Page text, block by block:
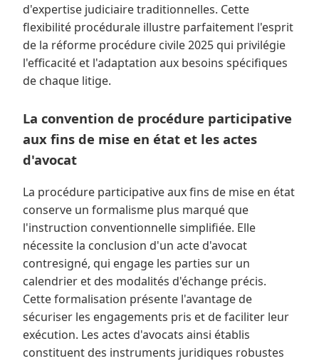
d'expertise judiciaire traditionnelles. Cette
flexibilité procédurale illustre parfaitement l'esprit
de la réforme procédure civile 2025 qui privilégie
l'efficacité et l'adaptation aux besoins spécifiques
de chaque litige.
La convention de procédure participative
aux fins de mise en état et les actes
d'avocat
La procédure participative aux fins de mise en état
conserve un formalisme plus marqué que
l'instruction conventionnelle simplifiée. Elle
nécessite la conclusion d'un acte d'avocat
contresigné, qui engage les parties sur un
calendrier et des modalités d'échange précis.
Cette formalisation présente l'avantage de
sécuriser les engagements pris et de faciliter leur
exécution. Les actes d'avocats ainsi établis
constituent des instruments juridiques robustes